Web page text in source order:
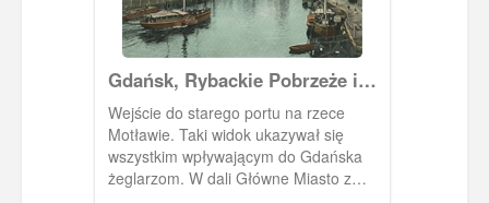
Gdańsk, Rybackie Pobrzeże i
Ołowianka
Wejście do starego portu na rzece
Motławie. Taki widok ukazywał się
wszystkim wpływającym do Gdańska
żeglarzom. W dali Główne Miasto z